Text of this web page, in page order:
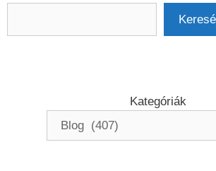
Kategóriák